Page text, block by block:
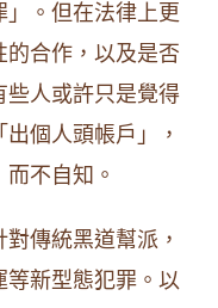
。但在法律上更
的合作，以及是否
些人或許只是覺得
個人頭帳戶」，
不自知。
傳統黑道幫派，
新型態犯罪。以